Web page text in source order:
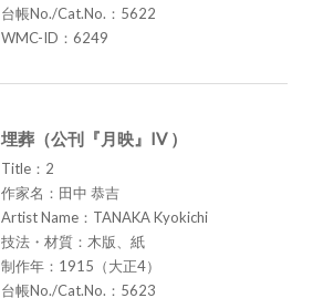
台帳No./Cat.No.：5622
WMC-ID：6249
埋葬（公刊『月映』IV ）
Title：2
作家名：田中 恭吉
Artist Name：TANAKA Kyokichi
技法・材質：木版、紙
制作年：1915（大正4）
台帳No./Cat.No.：5623